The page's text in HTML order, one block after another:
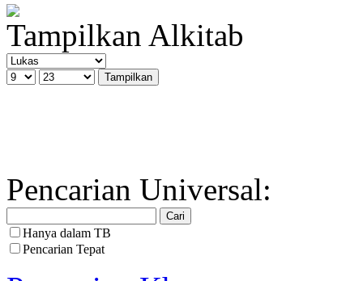
Tampilkan Alkitab
Pencarian Universal:
Hanya dalam TB
Pencarian Tepat